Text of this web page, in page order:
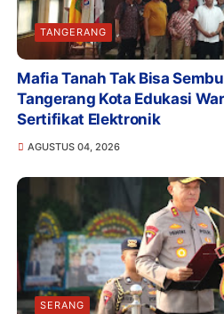
TANGERANG
Mafia Tanah Tak Bisa
Tangerang Kota Edukasi
Sertifikat Elektronik
AGUSTUS 04, 2026
SERANG